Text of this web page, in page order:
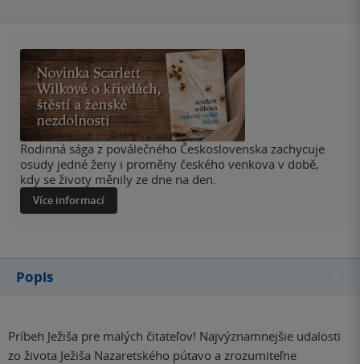
Rodinná sága z poválečného Československa zachycuje
osudy jedné ženy i proměny českého venkova v době,
kdy se životy měnily ze dne na den.
Více informací
Popis
Príbeh Ježiša pre malých čitateľov! Najvýznamnejšie udalosti
zo života Ježiša Nazaretského pútavo a zrozumiteľne